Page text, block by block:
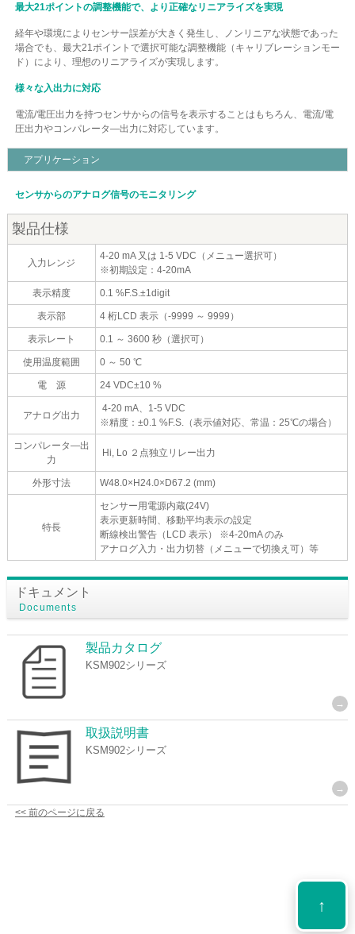
最大21ポイントの調整機能で、より正確なリニアライズを実現
経年や環境によりセンサー誤差が大きく発生し、ノンリニアな状態であった
場合でも、最大21ポイントで選択可能な調整機能（キャリブレーションモー
ド）により、理想のリニアライズが実現します。
様々な入出力に対応
電流/電圧出力を持つセンサからの信号を表示することはもちろん、電流/電
圧出力やコンパレータ―出力に対応しています。
アプリケーション
センサからのアナログ信号のモニタリング
製品仕様
入力レンジ
4-20 mA 又は 1-5 VDC（メニュー選択可）
※初期設定：4-20mA
表示精度 0.1 %F.S.±1digit
表示部 4 桁LCD 表示（-9999 ～ 9999）
表示レート 0.1 ～ 3600 秒（選択可）
使用温度範囲 0 ～ 50 ℃
電 源 24 VDC±10 %
アナログ出力
4-20 mA、1-5 VDC
※精度：±0.1 %F.S.（表示値対応、常温：25℃の場合）
コンパレータ―出
力
Hi, Lo ２点独立リレー出力
外形寸法 W48.0×H24.0×D67.2 (mm)
特長
センサー用電源内蔵(24V)
表示更新時間、移動平均表示の設定
断線検出警告（LCD 表示） ※4-20mA のみ
アナログ入力・出力切替（メニューで切換え可）等
ドキュメント
Documents
製品カタログ
KSM902シリーズ
取扱説明書
KSM902シリーズ
<< 前のページに戻る
↑